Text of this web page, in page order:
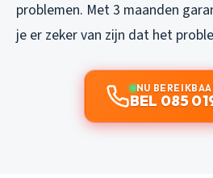
problemen. Met 3 maanden
je er zeker van zijn dat het
NU
BEL 085